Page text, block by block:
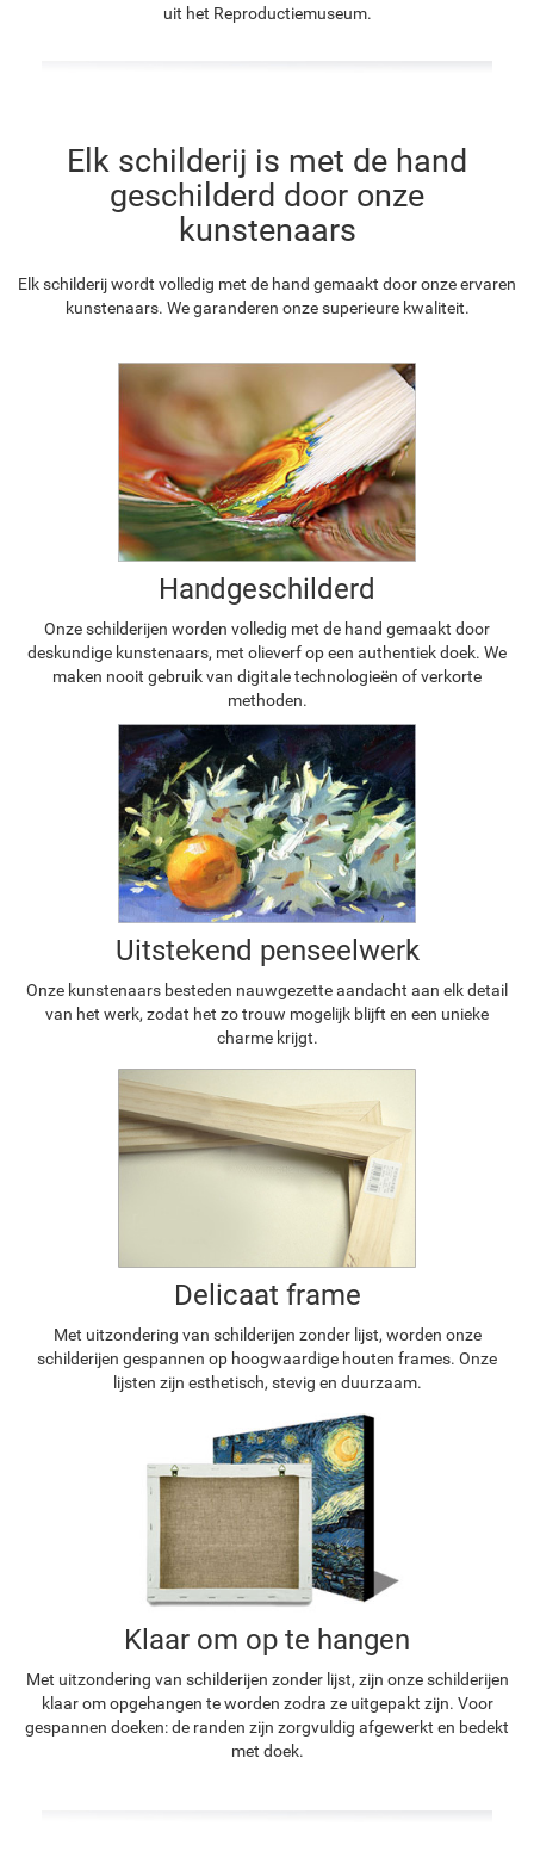
uit het Reproductiemuseum.
Elk schilderij is met de hand
geschilderd door onze
kunstenaars
Elk schilderij wordt volledig met de hand gemaakt door onze ervaren
kunstenaars. We garanderen onze superieure kwaliteit.
Handgeschilderd
Onze schilderijen worden volledig met de hand gemaakt door
deskundige kunstenaars, met olieverf op een authentiek doek. We
maken nooit gebruik van digitale technologieën of verkorte
methoden.
Uitstekend penseelwerk
Onze kunstenaars besteden nauwgezette aandacht aan elk detail
van het werk, zodat het zo trouw mogelijk blijft en een unieke
charme krijgt.
Delicaat frame
Met uitzondering van schilderijen zonder lijst, worden onze
schilderijen gespannen op hoogwaardige houten frames. Onze
lijsten zijn esthetisch, stevig en duurzaam.
Klaar om op te hangen
Met uitzondering van schilderijen zonder lijst, zijn onze schilderijen
klaar om opgehangen te worden zodra ze uitgepakt zijn. Voor
gespannen doeken: de randen zijn zorgvuldig afgewerkt en bedekt
met doek.